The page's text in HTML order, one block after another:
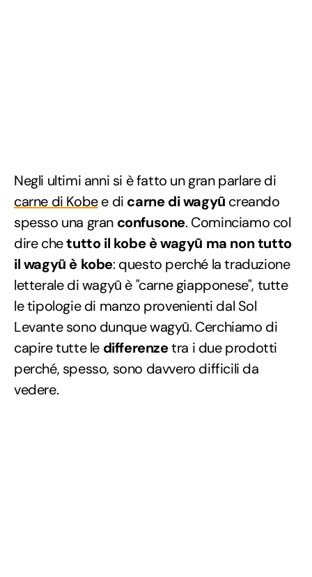
Negli ultimi anni si è fatto un gran parlare di
carne di Kobee di carne di wagyū creando
spesso una gran confusone. Cominciamo col
dire chetutto il kobe è wagyū ma non tutto
il wagyū è kobe: questo perché la traduzione
letterale di wagyū è "carne giapponese", tutte
le tipologie di manzo provenienti dal Sol
Levante sono dunque wagyū. Cerchiamo di
capire tutte le differenzetra i due prodotti
perché, spesso, sono davvero difficili da
vedere.